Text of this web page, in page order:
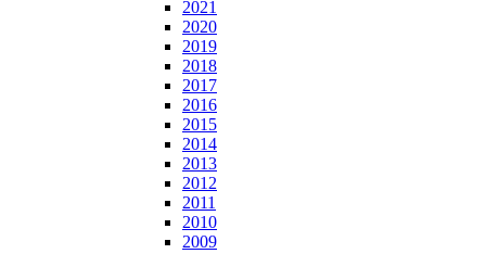
2021
2020
2019
2018
2017
2016
2015
2014
2013
2012
2011
2010
2009